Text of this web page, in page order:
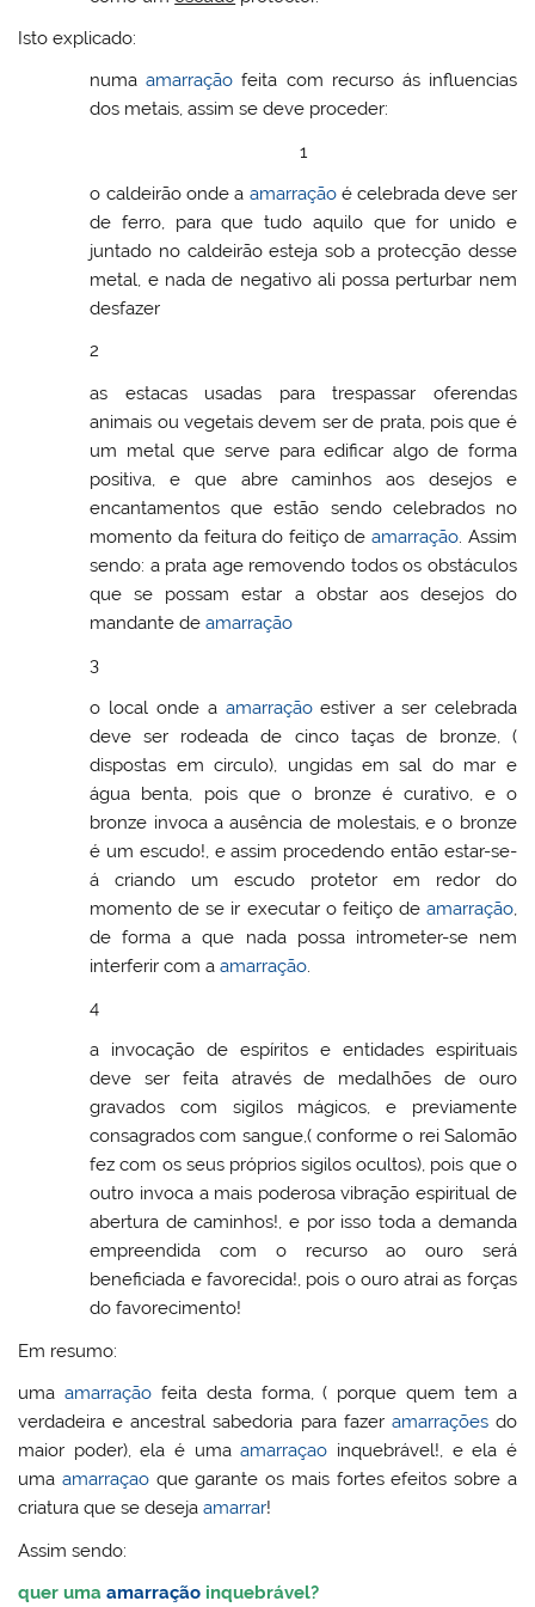
Isto explicado:
numaamarração feita com recurso ás influencias
dos metais, assim se deve proceder:
1
o caldeirão onde a amarraçãoé celebrada deve ser
de ferro, para que tudo aquilo que for unido e
juntado no caldeirão esteja sob a protecção desse
metal, e nada de negativo ali possa perturbar nem
desfazer
2
as estacas usadas para trespassar oferendas
animais ou vegetais devem ser de prata, pois que é
um metal que serve para edificar algo de forma
positiva, e que abre caminhos aos desejos e
encantamentos que estão sendo celebrados no
momento da feitura do feitiço deamarração. Assim
sendo: a prata age removendo todos os obstáculos
que se possam estar a obstar aos desejos do
mandante deamarração
3
o local onde a amarraçãoestiver a ser celebrada
deve ser rodeada de cinco taças de bronze, (
dispostas em circulo), ungidas em sal do mar e
água benta, pois que o bronze é curativo, e o
bronze invoca a ausência de molestais, e o bronze
é um escudo!, e assim procedendo então estar-se-
á criando um escudo protetor em redor do
momento de se ir executar o feitiço de amarração,
de forma a que nada possa intrometer-se nem
interferir com aamarração.
4
a invocação de espíritos e entidades espirituais
deve ser feita através de medalhões de ouro
gravados com sigilos mágicos, e previamente
consagrados com sangue,( conforme o rei Salomão
fez com os seus próprios sigilos ocultos), pois que o
outro invoca a mais poderosa vibração espiritual de
abertura de caminhos!, e por isso toda a demanda
empreendida com o recurso ao ouro será
beneficiada e favorecida!, pois o ouro atrai as forças
do favorecimento!
Em resumo:
umaamarração feita desta forma, ( porque quem tem a
verdadeira e ancestral sabedoria para fazer amarraçõesdo
maior poder), ela é umaamarraçao inquebrável!, e ela é
uma amarraçaoque garante os mais fortes efeitos sobre a
criatura que se desejaamarrar!
Assim sendo:
quer umaamarração inquebrável?